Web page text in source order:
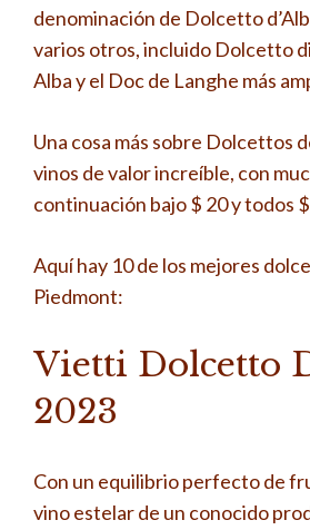
denominación de Dolcetto
varios otros, incluido Dolcetto
Alba y el Doc de Langhe más
Una cosa más sobre Dolcettos
vinos de valor increíble, con
continuación bajo $ 20 y todos
Aquí hay 10 de los mejores
Piedmont:
Vietti Dolcetto
2023
Con un equilibrio perfecto de
vino estelar de un conocido